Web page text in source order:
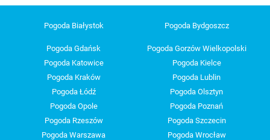
Pogoda Białystok Pogoda Bydgoszcz
Pogoda Gdańsk
Pogoda Gorzów Wielkopolski
Pogoda Katowice
Pogoda Kielce
Pogoda Kraków
Pogoda Lublin
Pogoda Łódź
Pogoda Olsztyn
Pogoda Opole
Pogoda Poznań
Pogoda Rzeszów
Pogoda Szczecin
Pogoda Warszawa
Pogoda Wrocław